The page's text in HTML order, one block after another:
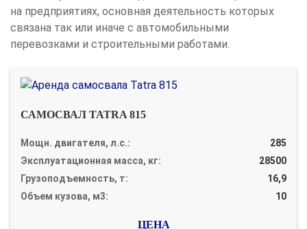
на предприятиях, основная деятельность которых
связана так или иначе с автомобильными
перевозками и строительными работами.
САМОСВАЛ TATRA 815
Мощн. двигателя, л.с.:
285
Эксплуатационная масса, кг:
28500
Грузоподъемность, т:
16,9
Объем кузова, м3:
10